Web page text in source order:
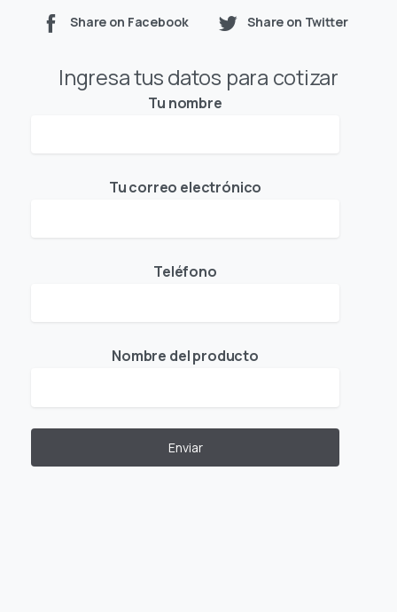
Share on Facebook Share on Twitter
Ingresa tus datos para cotizar
Tu nombre
Tu correo electrónico
Teléfono
Nombre del producto